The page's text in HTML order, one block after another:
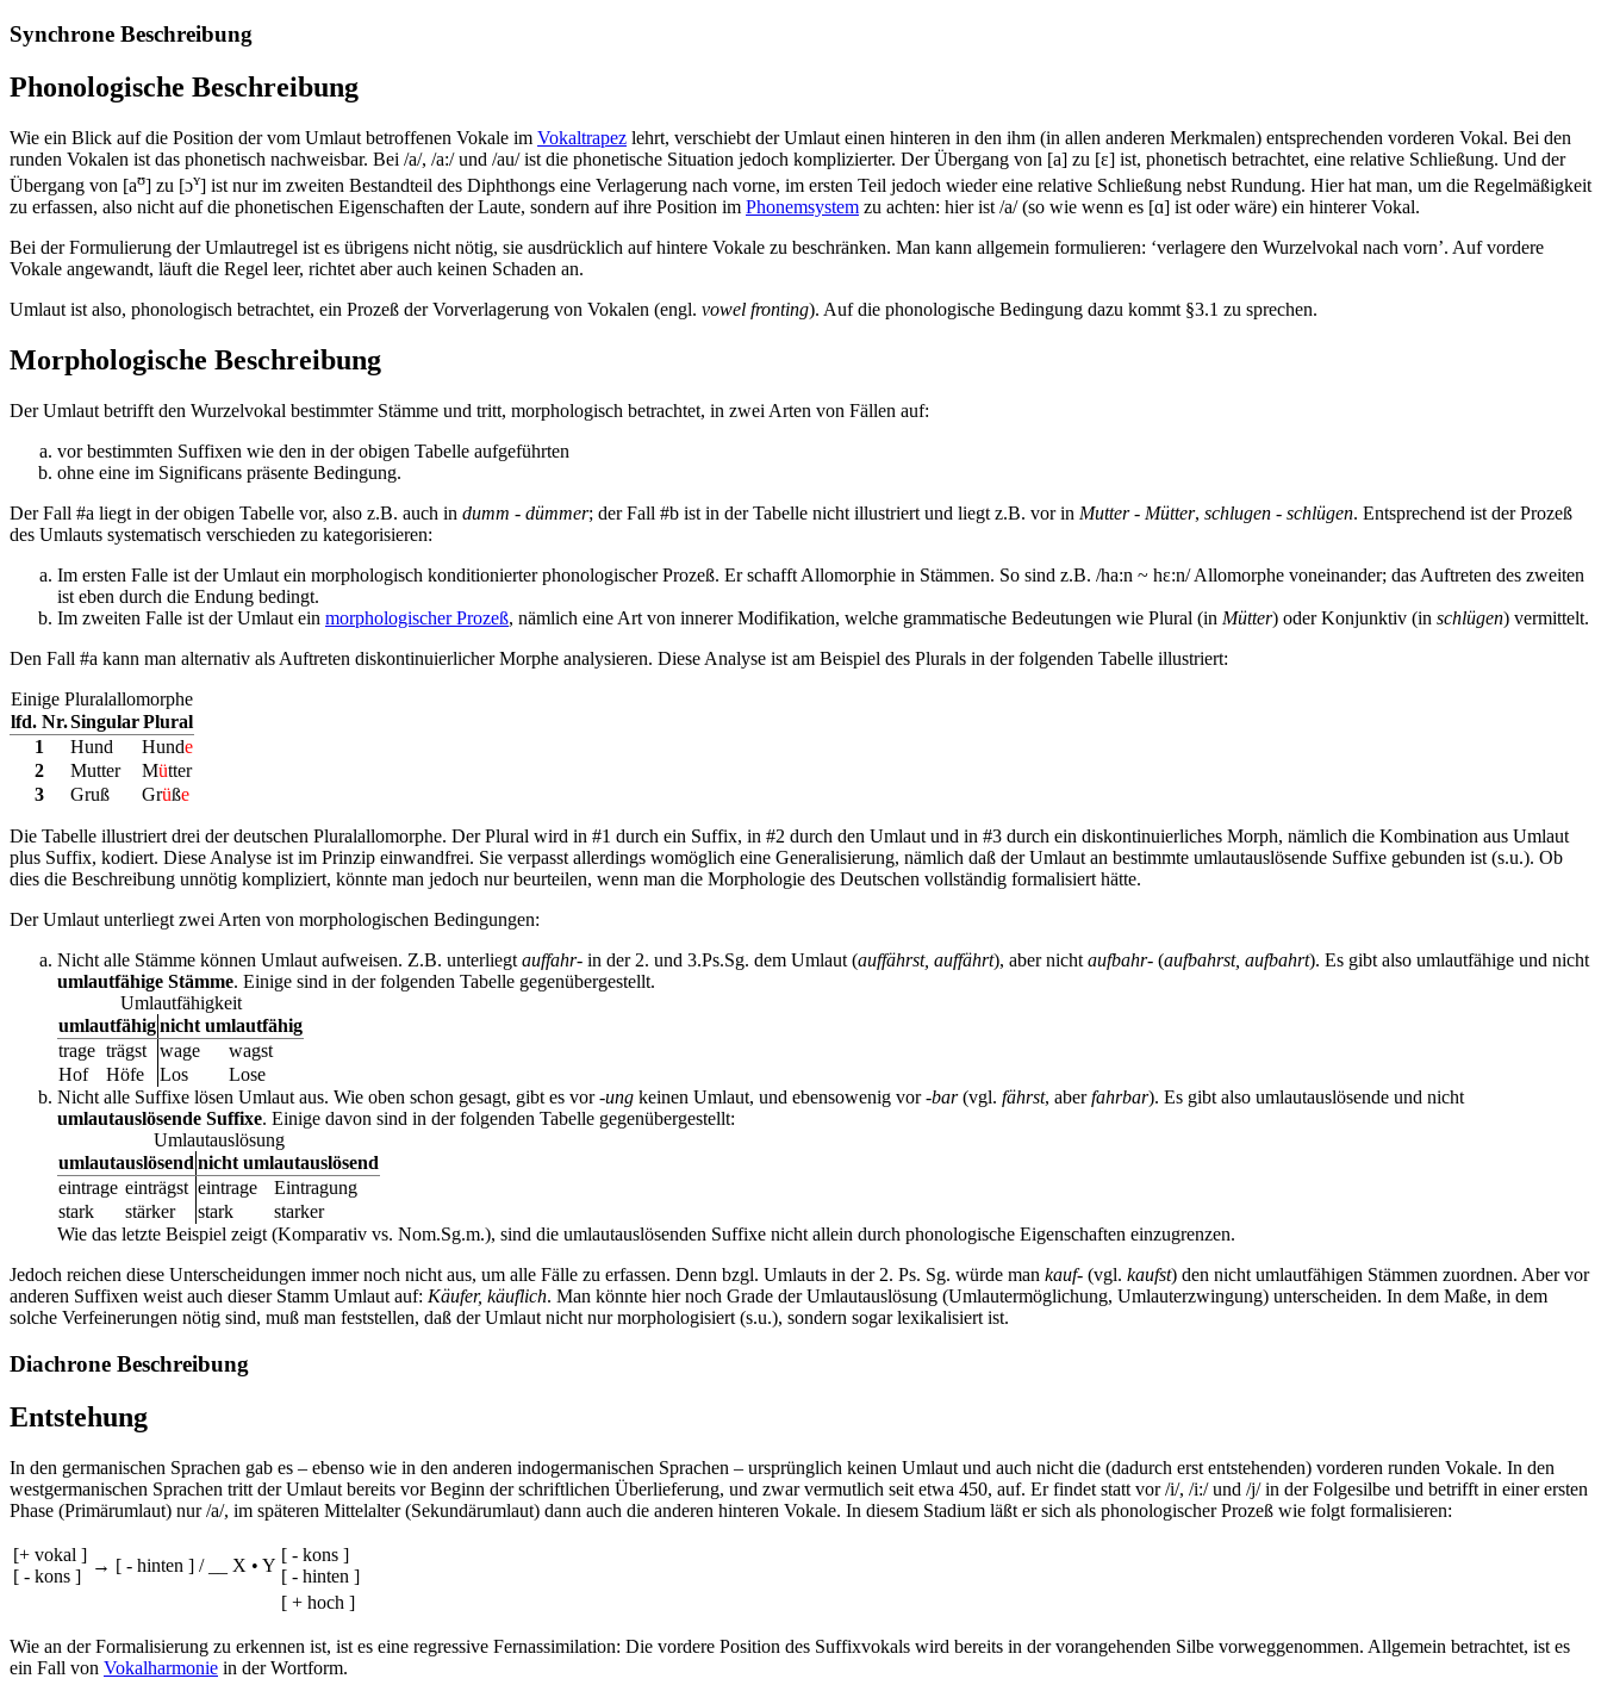
Synchrone Beschreibung
Phonologische Beschreibung
Wie ein Blick auf die Position der vom Umlaut betroffenen Vokale im Vokaltrapez lehrt, verschiebt der Umlaut einen hinteren in den ihm (in allen anderen Merkmalen) entsprechenden vorderen Vokal. Bei den
runden Vokalen ist das phonetisch nachweisbar. Bei /a/, /a:/ und /au/ ist die phonetische Situation jedoch komplizierter. Der Übergang von [a] zu [ɛ] ist, phonetisch betrachtet, eine relative Schließung. Und der
Übergang von [aʊ] zu [ɔʏ] ist nur im zweiten Bestandteil des Diphthongs eine Verlagerung nach vorne, im ersten Teil jedoch wieder eine relative Schließung nebst Rundung. Hier hat man, um die Regelmäßigkeit
zu erfassen, also nicht auf die phonetischen Eigenschaften der Laute, sondern auf ihre Position im Phonemsystem zu achten: hier ist /a/ (so wie wenn es [ɑ] ist oder wäre) ein hinterer Vokal.
Bei der Formulierung der Umlautregel ist es übrigens nicht nötig, sie ausdrücklich auf hintere Vokale zu beschränken. Man kann allgemein formulieren: ‘verlagere den Wurzelvokal nach vorn’. Auf vordere
Vokale angewandt, läuft die Regel leer, richtet aber auch keinen Schaden an.
Umlaut ist also, phonologisch betrachtet, ein Prozeß der Vorverlagerung von Vokalen (engl. vowel fronting). Auf die phonologische Bedingung dazu kommt §3.1 zu sprechen.
Morphologische Beschreibung
Der Umlaut betrifft den Wurzelvokal bestimmter Stämme und tritt, morphologisch betrachtet, in zwei Arten von Fällen auf:
vor bestimmten Suffixen wie den in der obigen Tabelle aufgeführten
ohne eine im Significans präsente Bedingung.
Der Fall #a liegt in der obigen Tabelle vor, also z.B. auch in dumm - dümmer; der Fall #b ist in der Tabelle nicht illustriert und liegt z.B. vor in Mutter - Mütter, schlugen - schlügen. Entsprechend ist der Prozeß
des Umlauts systematisch verschieden zu kategorisieren:
Im ersten Falle ist der Umlaut ein morphologisch konditionierter phonologischer Prozeß. Er schafft Allomorphie in Stämmen. So sind z.B. /ha:n ~ hɛ:n/ Allomorphe voneinander; das Auftreten des zweiten
ist eben durch die Endung bedingt.
Im zweiten Falle ist der Umlaut ein morphologischer Prozeß, nämlich eine Art von innerer Modifikation, welche grammatische Bedeutungen wie Plural (in Mütter) oder Konjunktiv (in schlügen) vermittelt.
Den Fall #a kann man alternativ als Auftreten diskontinuierlicher Morphe analysieren. Diese Analyse ist am Beispiel des Plurals in der folgenden Tabelle illustriert:
Einige Pluralallomorphe
lfd. Nr.SingularPlural
1
Hund Hunde
2
Mutter Mütter
3
Gruß Grüße
Die Tabelle illustriert drei der deutschen Pluralallomorphe. Der Plural wird in #1 durch ein Suffix, in #2 durch den Umlaut und in #3 durch ein diskontinuierliches Morph, nämlich die Kombination aus Umlaut
plus Suffix, kodiert. Diese Analyse ist im Prinzip einwandfrei. Sie verpasst allerdings womöglich eine Generalisierung, nämlich daß der Umlaut an bestimmte umlautauslösende Suffixe gebunden ist (s.u.). Ob
dies die Beschreibung unnötig kompliziert, könnte man jedoch nur beurteilen, wenn man die Morphologie des Deutschen vollständig formalisiert hätte.
Der Umlaut unterliegt zwei Arten von morphologischen Bedingungen:
Nicht alle Stämme können Umlaut aufweisen. Z.B. unterliegt auffahr- in der 2. und 3.Ps.Sg. dem Umlaut (auffährst, auffährt), aber nicht aufbahr- (aufbahrst, aufbahrt). Es gibt also umlautfähige und nicht
umlautfähige Stämme. Einige sind in der folgenden Tabelle gegenübergestellt.
Umlautfähigkeit
umlautfähignicht umlautfähig
trage trägst wage
wagst
Hof
Höfe Los
Lose
Nicht alle Suffixe lösen Umlaut aus. Wie oben schon gesagt, gibt es vor-ung keinen Umlaut, und ebensowenig vor-bar(vgl. fährst, aberfahrbar). Es gibt also umlautauslösende und nicht
umlautauslösende Suffixe. Einige davon sind in der folgenden Tabelle gegenübergestellt:
Umlautauslösung
umlautauslösend nicht umlautauslösend
eintrage einträgst eintrage
Eintragung
stark
stärker stark
starker
Wie das letzte Beispiel zeigt (Komparativ vs. Nom.Sg.m.), sind die umlautauslösenden Suffixe nicht allein durch phonologische Eigenschaften einzugrenzen.
Jedoch reichen diese Unterscheidungen immer noch nicht aus, um alle Fälle zu erfassen. Denn bzgl. Umlauts in der 2. Ps. Sg. würde man kauf- (vgl. kaufst) den nicht umlautfähigen Stämmen zuordnen. Aber vor
anderen Suffixen weist auch dieser Stamm Umlaut auf: Käufer, käuflich. Man könnte hier noch Grade der Umlautauslösung (Umlautermöglichung, Umlauterzwingung) unterscheiden. In dem Maße, in dem
solche Verfeinerungen nötig sind, muß man feststellen, daß der Umlaut nicht nur morphologisiert (s.u.), sondern sogar lexikalisiert ist.
Diachrone Beschreibung
Entstehung
In den germanischen Sprachen gab es – ebenso wie in den anderen indogermanischen Sprachen – ursprünglich keinen Umlaut und auch nicht die (dadurch erst entstehenden) vorderen runden Vokale. In den
westgermanischen Sprachen tritt der Umlaut bereits vor Beginn der schriftlichen Überlieferung, und zwar vermutlich seit etwa 450, auf. Er findet statt vor /i/, /i:/ und /j/ in der Folgesilbe und betrifft in einer ersten
Phase (Primärumlaut) nur /a/, im späteren Mittelalter (Sekundärumlaut) dann auch die anderen hinteren Vokale. In diesem Stadium läßt er sich als phonologischer Prozeß wie folgt formalisieren:
[+ vokal ]
[ - kons ]
→ [ - hinten ] / X • Y
[ - kons ]
[ - hinten ]
[ + hoch ]
Wie an der Formalisierung zu erkennen ist, ist es eine regressive Fernassimilation: Die vordere Position des Suffixvokals wird bereits in der vorangehenden Silbe vorweggenommen. Allgemein betrachtet, ist es
ein Fall von Vokalharmonie in der Wortform.